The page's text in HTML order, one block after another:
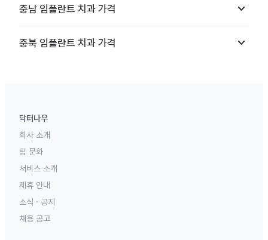
충남 임플란트 치과 가격 keyboard_arrow_down
충북 임플란트 치과 가격 keyboard_arrow_down
닥터나우
회사 소개
팀 문화
서비스 소개
제휴 안내
소식 · 공지
채용 공고